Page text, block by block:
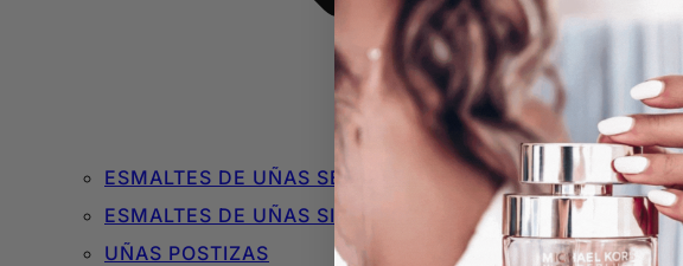
ESMALTES DE UÑAS SEMIPERMANENTES O DE GEL
ESMALTES DE UÑAS SIN TÓXICOS
UÑAS POSTIZAS